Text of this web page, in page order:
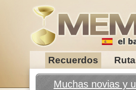
Recuerdos
Muchas novias y